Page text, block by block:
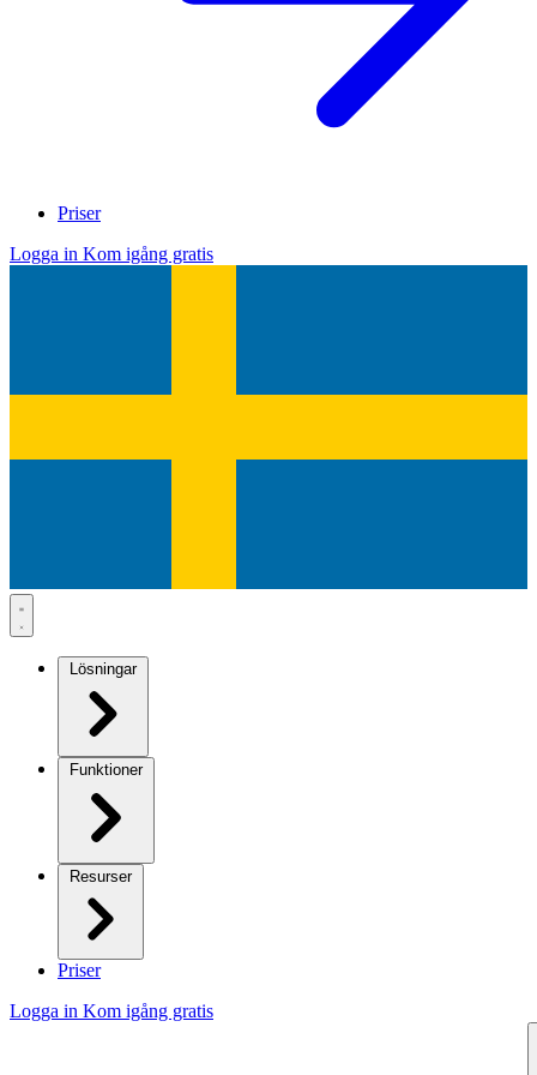
Priser
Logga in Kom igång gratis
Lösningar
Funktioner
Resurser
Priser
Logga in Kom igång gratis